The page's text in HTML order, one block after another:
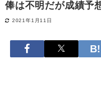
俸は不明だが成績予
2021年1月11日